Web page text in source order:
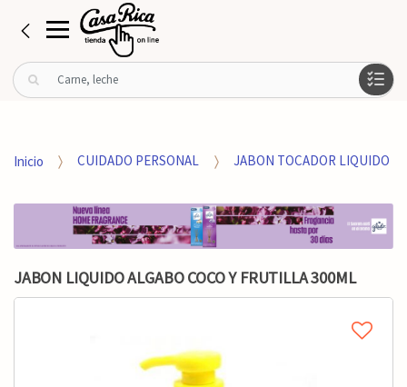
B
u
r
o
Inicio CUIDADO PERSONAL JABON TOCADOR LIQUIDO
JABON LIQUIDO ALGABO COCO Y FRUTILLA 300ML